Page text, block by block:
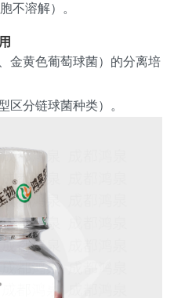
不溶解）。
金黄色葡萄球菌）的分离培
区分链球菌种类）。